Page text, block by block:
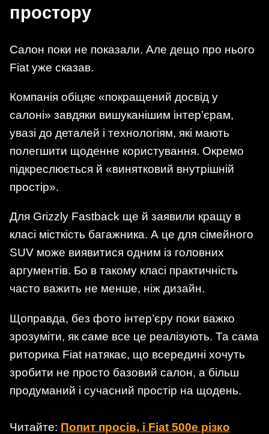
простору
Салон поки не показали. Але дещо про нього
Fiat уже сказав.
Компанія обіцяє «покращений досвід у
салоні» завдяки вишуканішим інтер’єрам,
увазі до деталей і технологіям, які мають
полегшити щоденне користування. Окремо
підкреслюється й «винятковий внутрішній
простір».
Для Grizzly Fastback ще й заявили кращу в
класі місткість багажника. А це для сімейного
SUV може виявитися одним із головних
аргументів. Бо в такому класі практичність
часто важить не менше, ніж дизайн.
Щоправда, без фото інтер’єру поки важко
зрозуміти, як саме все це реалізують. Та сама
риторика Fiat натякає, що всередині хочуть
зробити не просто базовий салон, а більш
продуманий і сучасний простір на щодень.
Читайте: Попит просів, і Fiat 500e різко